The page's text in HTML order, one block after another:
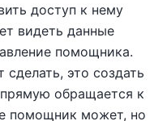
доступ к нему
видеть данные
помощника.
это создать
обращается к
помощник может, но